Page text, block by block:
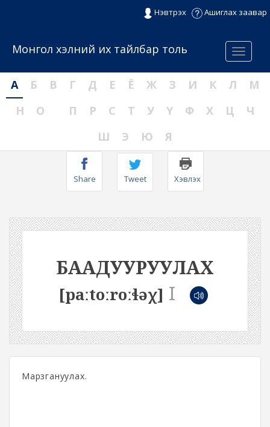
Нэвтрэх Ашиглах заавар
Menu
Монгол хэлний их тайлбар толь
А Б В Г Д Е Ё Ж З И К Л
М
Н
О П Р С Т У Ү Ф Х Ц
Ч
Ш
Э Ю Я
Share Tweet Хэвлэх
БААДУУРУУЛАХ
[paːtoːroːɬəχ] I
Марзгануулах.